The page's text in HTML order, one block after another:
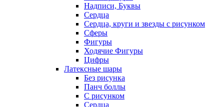
Надписи, Буквы
Сердца
Сердца, круги и звезды с рисунком
Сферы
Фигуры
Ходячие Фигуры
Цифры
Латексные шары
Без рисунка
Панч боллы
С рисунком
Сердца